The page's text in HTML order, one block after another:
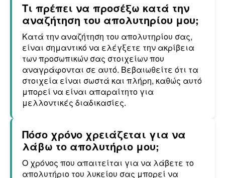
Τι πρέπει να προσέξω κατά την
αναζήτηση του απολυτηρίου μου;
Κατά την αναζήτηση του απολυτηρίου σας,
είναι σημαντικό να ελέγξετε την ακρίβεια
των προσωπικών σας στοιχείων που
αναγράφονται σε αυτό. Βεβαιωθείτε ότι τα
στοιχεία είναι σωστά και πλήρη, καθώς αυτό
μπορεί να είναι απαραίτητο για
μελλοντικές διαδικασίες.
Πόσο χρόνο χρειάζεται για να
λάβω το απολυτήριο μου;
Ο χρόνος που απαιτείται για να λάβετε το
απολυτήριο του λυκείου σας μπορεί να